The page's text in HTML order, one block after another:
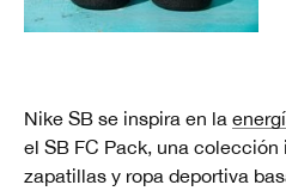
Nike SB se inspira en la
el SB FC Pack, una
zapatillas y ropa deportiva